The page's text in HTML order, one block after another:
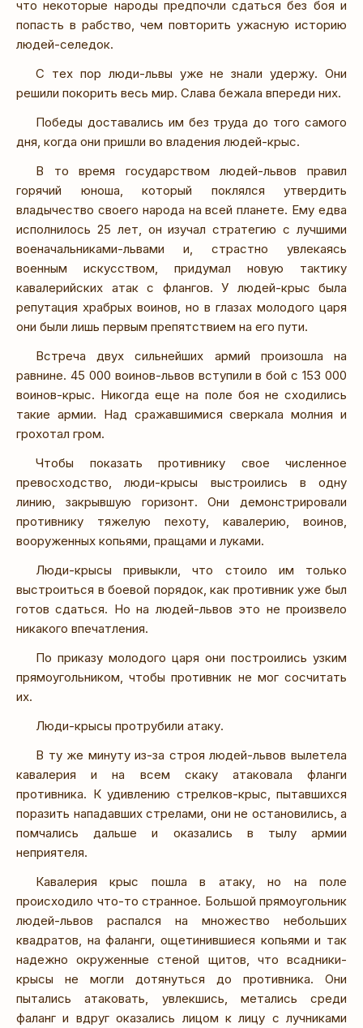
что некоторые народы предпочли сдаться без боя и
попасть в рабство, чем повторить ужасную историю
людей-селедок.
С тех пор люди-львы уже не знали удержу. Они
решили покорить весь мир. Слава бежала впереди них.
Победы доставались им без труда до того самого
дня, когда они пришли во владения людей-крыс.
В то время государством людей-львов правил
горячий юноша, который поклялся утвердить
владычество своего народа на всей планете. Ему едва
исполнилось 25 лет, он изучал стратегию с лучшими
военачальниками-львами и, страстно увлекаясь
военным искусством, придумал новую тактику
кавалерийских атак с флангов. У людей-крыс была
репутация храбрых воинов, но в глазах молодого царя
они были лишь первым препятствием на его пути.
Встреча двух сильнейших армий произошла на
равнине. 45 000 воинов-львов вступили в бой с 153 000
воинов-крыс. Никогда еще на поле боя не сходились
такие армии. Над сражавшимися сверкала молния и
грохотал гром.
Чтобы показать противнику свое численное
превосходство, люди-крысы выстроились в одну
линию, закрывшую горизонт. Они демонстрировали
противнику тяжелую пехоту, кавалерию, воинов,
вооруженных копьями, пращами и луками.
Люди-крысы привыкли, что стоило им только
выстроиться в боевой порядок, как противник уже был
готов сдаться. Но на людей-львов это не произвело
никакого впечатления.
По приказу молодого царя они построились узким
прямоугольником, чтобы противник не мог сосчитать
их.
Люди-крысы протрубили атаку.
В ту же минуту из-за строя людей-львов вылетела
кавалерия и на всем скаку атаковала фланги
противника. К удивлению стрелков-крыс, пытавшихся
поразить нападавших стрелами, они не остановились, а
помчались дальше и оказались в тылу армии
неприятеля.
Кавалерия крыс пошла в атаку, но на поле
происходило что-то странное. Большой прямоугольник
людей-львов распался на множество небольших
квадратов, на фаланги, ощетинившиеся копьями и так
надежно окруженные стеной щитов, что всадники-
крысы не могли дотянуться до противника. Они
пытались атаковать, увлекшись, метались среди
фаланг и вдруг оказались лицом к лицу с лучниками